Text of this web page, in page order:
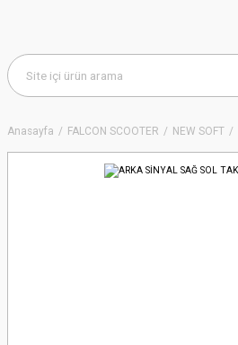
Anasayfa FALCON SCOOTER NEW SOFT